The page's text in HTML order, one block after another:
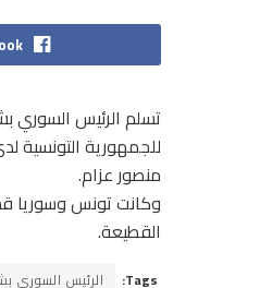
للجمهورية التونسية
منصور عزام.
القطيعة.
Tags: الرئيس السوري